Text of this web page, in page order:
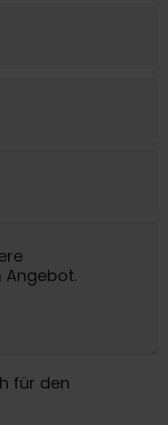
für den